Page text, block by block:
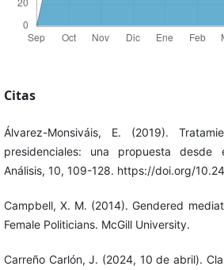
Citas
Álvarez-Monsiváis, E. (2019).
presidenciales: una propuesta desde
Análisis, 10, 109-128. https://doi.org/
Campbell, X. M. (2014). Gendered
Female Politicians. McGill University.
Carreño Carlón, J. (2024, 10 de abril).